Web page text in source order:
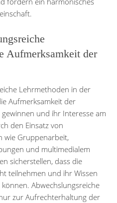
Aufmerksamkeit der
Lehrmethoden in der
Aufmerksamkeit der
und ihr Interesse am
den Einsatz von
wie Gruppenarbeit,
und multimedialem
sicherstellen, dass die
teilnehmen und ihr Wissen
Abwechslungsreiche
zur Aufrechterhaltung der